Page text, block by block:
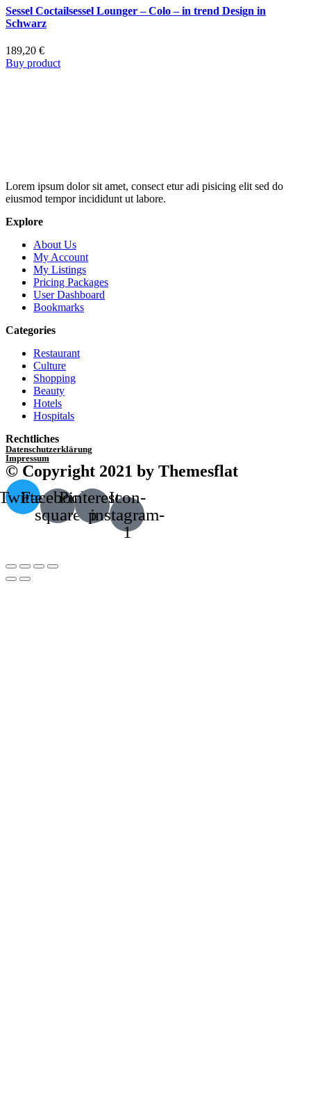
Sessel Coctailsessel Lounger – Colo – in trend Design in
Schwarz
189,20 €
Buy product
Lorem ipsum dolor sit amet, consect etur adi pisicing elit sed do
eiusmod tempor incididunt ut labore.
Explore
About Us
My Account
My Listings
Pricing Packages
User Dashboard
Bookmarks
Categories
Restaurant
Culture
Shopping
Beauty
Hotels
Hospitals
Rechtliches
Datenschutzerklärung
Impressum
© Copyright 2021 by Themesflat
Facebook-
square
Pinterest-
p
Icon-
instagram-
1